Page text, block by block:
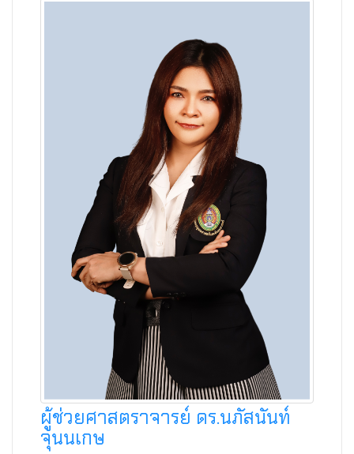
ผู้ช่วยศาสตราจารย์ ดร.นภัสนันท์
จุนนเกษ